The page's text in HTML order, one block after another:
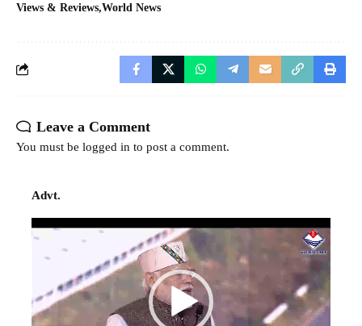
Views & Reviews World News
Leave a Comment
You must be logged in to post a comment.
Advt.
Video